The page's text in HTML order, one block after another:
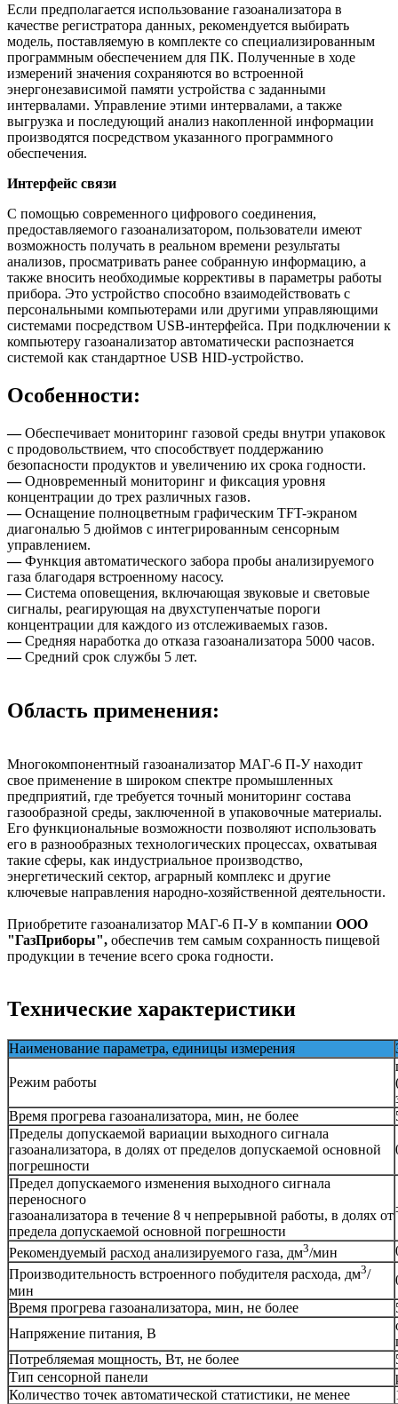
Если предполагается использование газоанализатора в
качестве регистратора данных, рекомендуется выбирать
модель, поставляемую в комплекте со специализированным
программным обеспечением для ПК. Полученные в ходе
измерений значения сохраняются во встроенной
энергонезависимой памяти устройства с заданными
интервалами. Управление этими интервалами, а также
выгрузка и последующий анализ накопленной информации
производятся посредством указанного программного
обеспечения.
Интерфейс связи
С помощью современного цифрового соединения,
предоставляемого газоанализатором, пользователи имеют
возможность получать в реальном времени результаты
анализов, просматривать ранее собранную информацию, а
также вносить необходимые коррективы в параметры работы
прибора. Это устройство способно взаимодействовать с
персональными компьютерами или другими управляющими
системами посредством USB-интерфейса. При подключении к
компьютеру газоанализатор автоматически распознается
системой как стандартное USB HID-устройство.
Особенности:
— Обеспечивает мониторинг газовой среды внутри упаковок
с продовольствием, что способствует поддержанию
безопасности продуктов и увеличению их срока годности.
—Одновременный мониторинг и фиксация уровня
концентрации до трех различных газов.
—Оснащение полноцветным графическим TFT-экраном
диагональю 5 дюймов с интегрированным сенсорным
управлением.
—Функция автоматического забора пробы анализируемого
газа благодаря встроенному насосу.
—Система оповещения, включающая звуковые и световые
сигналы, реагирующая на двухступенчатые пороги
концентрации для каждого из отслеживаемых газов.
—Средняя наработка до отказа газоанализатора 5000 часов.
—Средний срок службы 5 лет.
Область применения:
Многокомпонентный газоанализатор МАГ-6 П-У находит
свое применение в широком спектре промышленных
предприятий, где требуется точный мониторинг состава
газообразной среды, заключенной в упаковочные материалы.
Его функциональные возможности позволяют использовать
его в разнообразных технологических процессах, охватывая
такие сферы, как индустриальное производство,
энергетический сектор, аграрный комплекс и другие
ключевые направления народно-хозяйственной деятельности.
Приобретите газоанализатор МАГ-6 П-У в компании ООО
"ГазПриборы", обеспечив тем самым сохранность пищевой
продукции в течение всего срока годности.
Технические характеристики
Наименование параметра, единицы измерения
Режим работы
Время прогрева газоанализатора, мин, не более
Пределы допускаемой вариации выходного сигнала
газоанализатора, в долях от пределов допускаемой основной
погрешности
Предел допускаемого изменения выходного сигнала
переносного
газоанализатора в течение 8 ч непрерывной работы, в долях от
предела допускаемой основной погрешности
Рекомендуемый расход анализируемого газа, дм3/мин
Производительность встроенного побудителя расхода, дм3/
мин
Время прогрева газоанализатора, мин, не более
Напряжение питания, В
Потребляемая мощность, Вт, не более
Тип сенсорной панели
Количество точек автоматической статистики, не менее